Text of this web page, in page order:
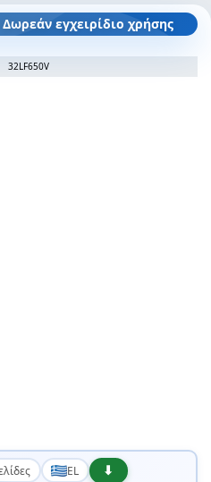
εγχειρίδιο χρήσης
32LF650V
EL
⬇